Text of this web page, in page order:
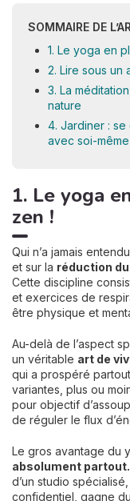
SOMMAIRE DE
1. Le yoga en
2. Lire sous un
3. La
nature
4. Jardiner :
avec soi-même
1. Le yoga
zen !
Qui n’a jamais
et sur la réduction
Cette discipline
et exercices de
être physique et
Au-delà de l’aspect
un véritable art de
qui a prospéré
variantes, plus ou
pour objectif
de réguler le flux
Le gros avantage du
absolument partout.
d’un studio
confidentiel, gagne